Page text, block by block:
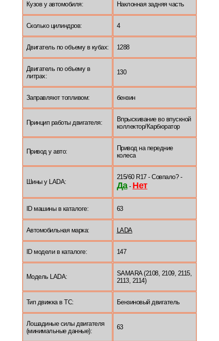
Кузов у автомобиля: Наклонная задняя часть
Сколько цилиндров: 4
Двигатель по объему в кубах: 1288
Двигатель по объему в
литрах:
130
Заправляют топливом: бензин
Принцип работы двигателя:
Впрыскивание во впускной
коллектор/Карбюратор
Привод у авто:
Привод на передние
колеса
Шины у LADA:
215/60 R17 - Совпало? -
Да- Нет
ID машины в каталоге: 63
Автомобильная марка: LADA
ID модели в каталоге: 147
Модель LADA:
SAMARA (2108, 2109, 2115,
2113, 2114)
Тип движка в ТС: Бензиновый двигатель
Лошадиные силы двигателя
(минимальные данные):
63